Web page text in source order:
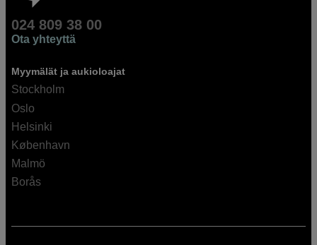
024 809 38 00
Ota yhteyttä
Myymälät ja aukioloajat
Stockholm
Oslo
Helsinki
København
Malmö
Borås